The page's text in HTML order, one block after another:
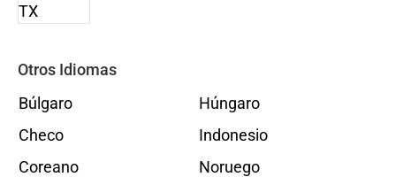
Otros Idiomas
Búlgaro
Checo
Coreano
Húngaro
Indonesio
Noruego